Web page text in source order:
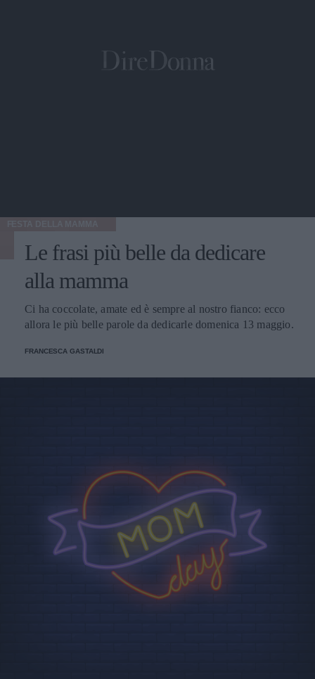
Le frasi più belle da dedicare
alla mamma
Ci ha coccolate, amate ed è sempre al nostro fianco: ecco
allora le più belle parole da dedicarle domenica 13 maggio.
FRANCESCA GASTALDI